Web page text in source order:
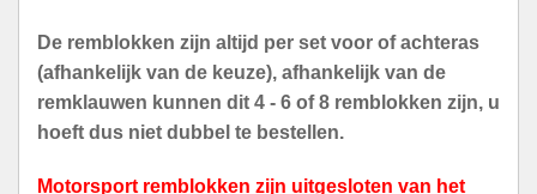
De remblokken zijn altijd per set voor of achteras
(afhankelijk van de keuze), afhankelijk van de
remklauwen kunnen dit 4 - 6 of 8 remblokken zijn, u
hoeft dus niet dubbel te bestellen.
Motorsport remblokken zijn uitgesloten van het